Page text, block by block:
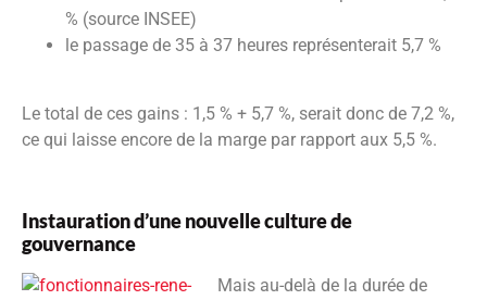
% (source INSEE)
le passage de 35 à 37 heures représenterait 5,7 %
Le total de ces gains : 1,5 % + 5,7 %, serait donc de 7,2 %,
ce qui laisse encore de la marge par rapport aux 5,5 %.
Instauration d’une nouvelle culture de
gouvernance
Mais au-delà de la durée de